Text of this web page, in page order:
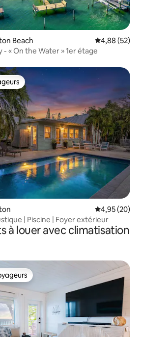
Beach Note
4,88 (52)
- « On the Water » 1er étage
Note
4,95 (20)
| Piscine | Foyer extérieur
à louer avec climatisation
parmi les plus aimés